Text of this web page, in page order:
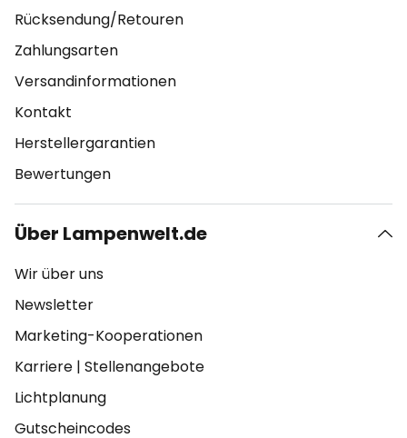
Rücksendung/Retouren
Zahlungsarten
Versandinformationen
Kontakt
Herstellergarantien
Bewertungen
Über Lampenwelt.de
Wir über uns
Newsletter
Marketing-Kooperationen
Karriere | Stellenangebote
Lichtplanung
Gutscheincodes